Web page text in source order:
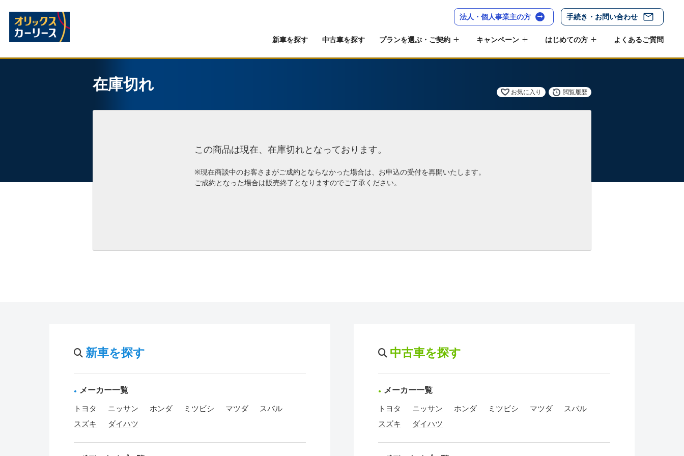
法人・個人事業主の方 手続き・お問い合わせ
新車を探す 中古車を探す プランを選ぶ・ご契約 キャンペーン はじめての方 よくあるご質問
在庫切れ お気に入り 閲覧履歴
この商品は現在、在庫切れとなっております。
※現在商談中のお客さまがご成約とならなかった場合は、お申込の受付を再開いたします。
ご成約となった場合は販売終了となりますのでご了承ください。
新車を探す
メーカー一覧
トヨタ ニッサン ホンダ ミツビシ マツダ
スバル
スズキ
ダイハツ
中古車を探す
メーカー一覧
トヨタ ニッサン ホンダ ミツビシ マツダ
スバル
スズキ
ダイハツ